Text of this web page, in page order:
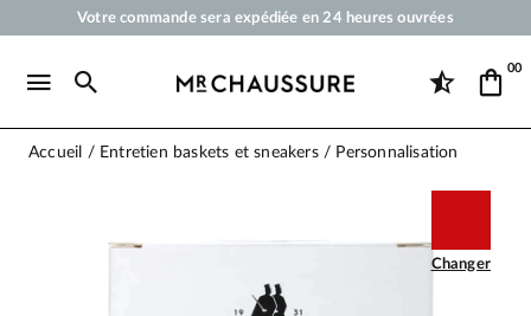
Votre commande sera expédiée en 24 heures ouvrées
Livraison offerte dès 50 €
00
Accueil Entretien baskets et sneakers Personnalisation
Changer